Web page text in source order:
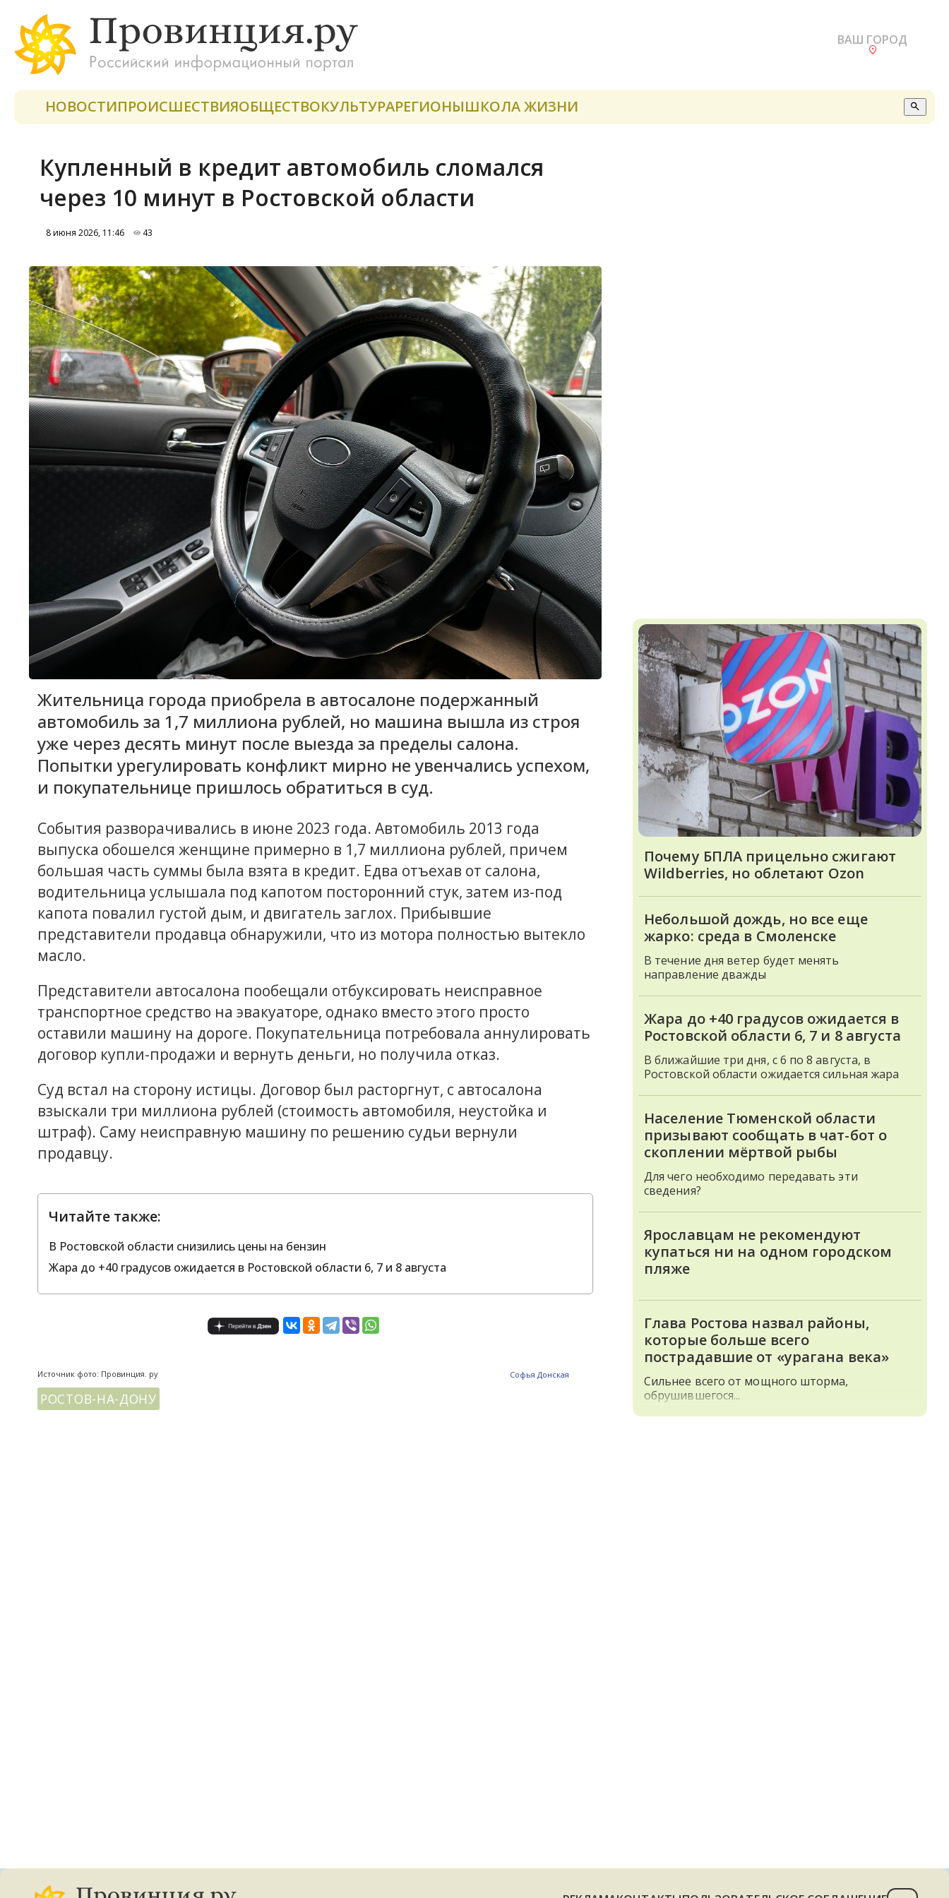
ВАШ ГОРОД
НОВОСТИПРОИСШЕСТВИЯОБЩЕСТВОКУЛЬТУРАРЕГИОНЫШКОЛА ЖИЗНИ
Купленный в кредит автомобиль сломался
через 10 минут в Ростовской области
8 июня 2026, 11:46 43
Жительница города приобрела в автосалоне подержанный
автомобиль за 1,7 миллиона рублей, но машина вышла из строя
уже через десять минут после выезда за пределы салона.
Попытки урегулировать конфликт мирно не увенчались успехом,
и покупательнице пришлось обратиться в суд.
События разворачивались в июне 2023 года. Автомобиль 2013 года
выпуска обошелся женщине примерно в 1,7 миллиона рублей, причем
большая часть суммы была взята в кредит. Едва отъехав от салона,
водительница услышала под капотом посторонний стук, затем из-под
капота повалил густой дым, и двигатель заглох. Прибывшие
представители продавца обнаружили, что из мотора полностью вытекло
масло.
Представители автосалона пообещали отбуксировать неисправное
транспортное средство на эвакуаторе, однако вместо этого просто
оставили машину на дороге. Покупательница потребовала аннулировать
договор купли-продажи и вернуть деньги, но получила отказ.
Суд встал на сторону истицы. Договор был расторгнут, с автосалона
взыскали три миллиона рублей (стоимость автомобиля, неустойка и
штраф). Саму неисправную машину по решению судьи вернули
продавцу.
Читайте также:
В Ростовской области снизились цены на бензин
Жара до +40 градусов ожидается в Ростовской области 6, 7 и 8 августа
Источник фото: Провинция. ру Софья Донская
РОСТОВ-НА-ДОНУ
Почему БПЛА прицельно сжигают
Wildberries, но облетают Ozon
Небольшой дождь, но все еще
жарко: среда в Смоленске
В течение дня ветер будет менять
направление дважды
Жара до +40 градусов ожидается в
Ростовской области 6, 7 и 8 августа
В ближайшие три дня, с 6 по 8 августа, в
Ростовской области ожидается сильная жара
Население Тюменской области
призывают сообщать в чат-бот о
скоплении мёртвой рыбы
Для чего необходимо передавать эти
сведения?
Ярославцам не рекомендуют
купаться ни на одном городском
пляже
Глава Ростова назвал районы,
которые больше всего
пострадавшие от «урагана века»
Сильнее всего от мощного шторма,
обрушившегося...